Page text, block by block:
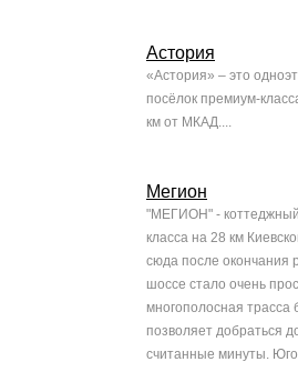
Астория
«Астория» – это
посёлок премиум-
км от МКАД....
Мегион
"МЕГИОН" - коттеджный
класса на 28 км
сюда после окончания
шоссе стало очень
многополосная трасса
позволяет добраться
считанные минуты.